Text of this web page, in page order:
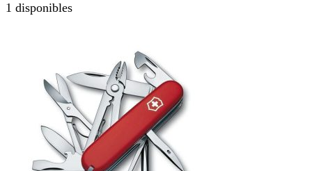
1 disponibles